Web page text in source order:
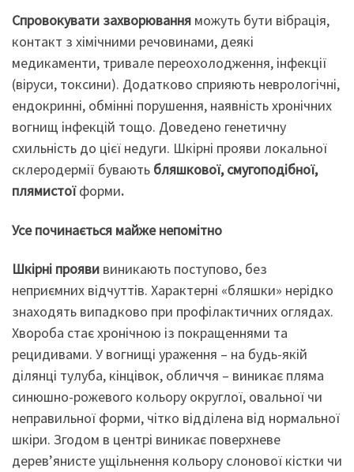
Спровокувати захворювання можуть бути вібрація,
контакт з хімічними речовинами, деякі
медикаменти, тривале переохолодження, інфекції
(віруси, токсини). Додатково сприяють неврологічні,
ендокринні, обмінні порушення, наявність хронічних
вогнищ інфекцій тощо. Доведено генетичну
схильність до цієї недуги. Шкірні прояви локальної
склеродермії бувають бляшкової, смугоподібної,
плямистоїформи.
Усе починається майже непомітно
Шкірні прояви виникають поступово, без
неприємних відчуттів. Характерні «бляшки» нерідко
знаходять випадково при профілактичних оглядах.
Хвороба стає хронічною із покращеннями та
рецидивами. У вогнищі ураження – на будь-якій
ділянці тулуба, кінцівок, обличчя – виникає пляма
синюшно-рожевого кольору округлої, овальної чи
неправильної форми, чітко відділена від нормальної
шкіри. Згодом в центрі виникає поверхневе
дерев’янисте ущільнення кольору слонової кістки чи